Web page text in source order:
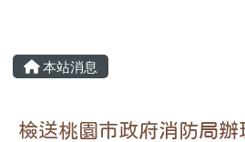
本站消息
檢送桃園市政府消防局